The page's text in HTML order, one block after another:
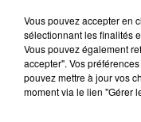
LES
Vous pouvez accepter en
sélectionnant les finalités
Vous pouvez également
accepter". Vos
pouvez mettre à jour vos
moment via le lien "Gérer